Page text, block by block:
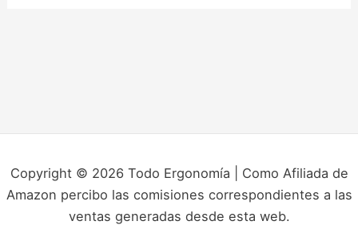
Copyright © 2026 Todo Ergonomía | Como Afiliada de
Amazon percibo las comisiones correspondientes a las
ventas generadas desde esta web.